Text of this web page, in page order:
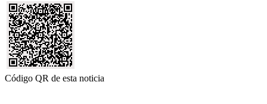
Código QR de esta noticia